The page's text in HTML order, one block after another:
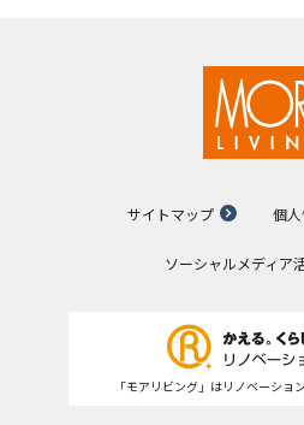
サイトマップ 個
ソーシャルメディア
「モアリビング」はリノベーショ